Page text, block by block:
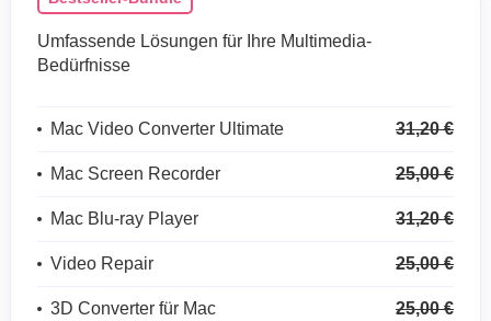
Umfassende Lösungen für Ihre Multimedia-
Bedürfnisse
Mac Video Converter Ultimate 31,20 €
Mac Screen Recorder 25,00 €
Mac Blu-ray Player 31,20 €
Video Repair 25,00 €
3D Converter für Mac 25,00 €